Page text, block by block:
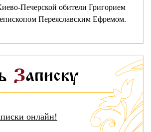
Печерской обители Григорием
Переяславским Ефремом.
Записку
онлайн!